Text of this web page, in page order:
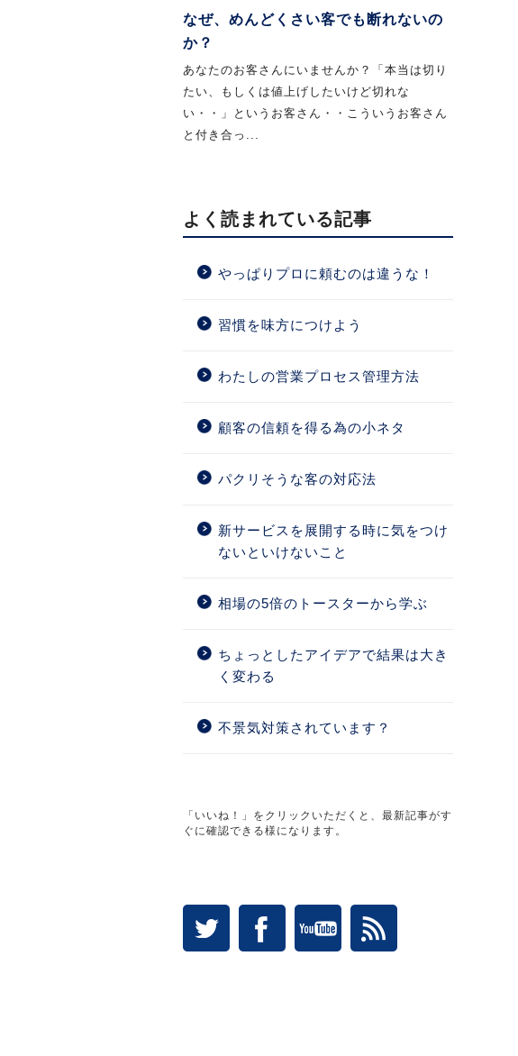
なぜ、めんどくさい客でも断れないの
か？
あなたのお客さんにいませんか？「本当は切り
たい、もしくは値上げしたいけど切れな
い・・」というお客さん・・こういうお客さん
と付き合っ...
よく読まれている記事
やっぱりプロに頼むのは違うな！
習慣を味方につけよう
わたしの営業プロセス管理方法
顧客の信頼を得る為の小ネタ
パクリそうな客の対応法
新サービスを展開する時に気をつけ
ないといけないこと
相場の5倍のトースターから学ぶ
ちょっとしたアイデアで結果は大き
く変わる
不景気対策されています？
「いいね！」をクリックいただくと、最新記事がす
ぐに確認できる様になります。